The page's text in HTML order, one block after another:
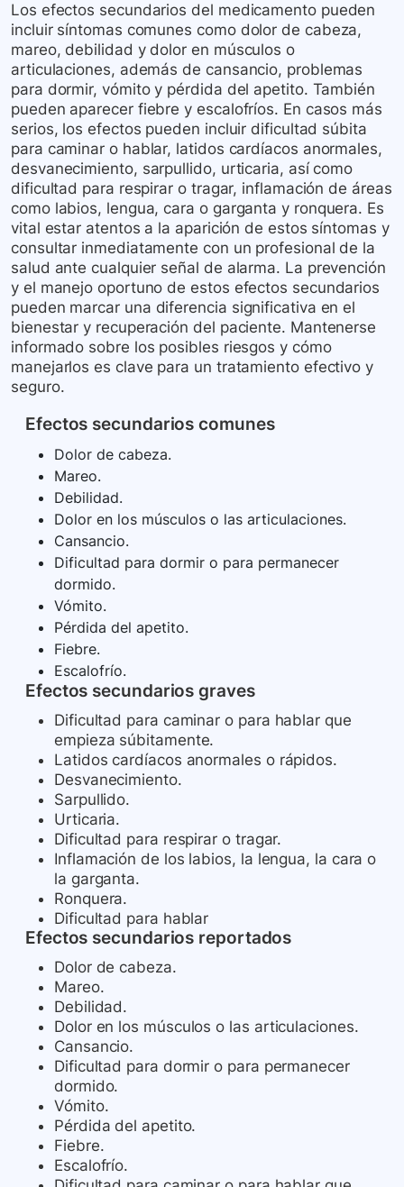
Los efectos secundarios del medicamento pueden
incluir síntomas comunes como dolor de cabeza,
mareo, debilidad y dolor en músculos o
articulaciones, además de cansancio, problemas
para dormir, vómito y pérdida del apetito. También
pueden aparecer fiebre y escalofríos. En casos más
serios, los efectos pueden incluir dificultad súbita
para caminar o hablar, latidos cardíacos anormales,
desvanecimiento, sarpullido, urticaria, así como
dificultad para respirar o tragar, inflamación de áreas
como labios, lengua, cara o garganta y ronquera. Es
vital estar atentos a la aparición de estos síntomas y
consultar inmediatamente con un profesional de la
salud ante cualquier señal de alarma. La prevención
y el manejo oportuno de estos efectos secundarios
pueden marcar una diferencia significativa en el
bienestar y recuperación del paciente. Mantenerse
informado sobre los posibles riesgos y cómo
manejarlos es clave para un tratamiento efectivo y
seguro.
Efectos secundarios comunes
Dolor de cabeza.
Mareo.
Debilidad.
Dolor en los músculos o las articulaciones.
Cansancio.
Dificultad para dormir o para permanecer
dormido.
Vómito.
Pérdida del apetito.
Fiebre.
Escalofrío.
Efectos secundarios graves
Dificultad para caminar o para hablar que
empieza súbitamente.
Latidos cardíacos anormales o rápidos.
Desvanecimiento.
Sarpullido.
Urticaria.
Dificultad para respirar o tragar.
Inflamación de los labios, la lengua, la cara o
la garganta.
Ronquera.
Dificultad para hablar
Efectos secundarios reportados
Dolor de cabeza.
Mareo.
Debilidad.
Dolor en los músculos o las articulaciones.
Cansancio.
Dificultad para dormir o para permanecer
dormido.
Vómito.
Pérdida del apetito.
Fiebre.
Escalofrío.